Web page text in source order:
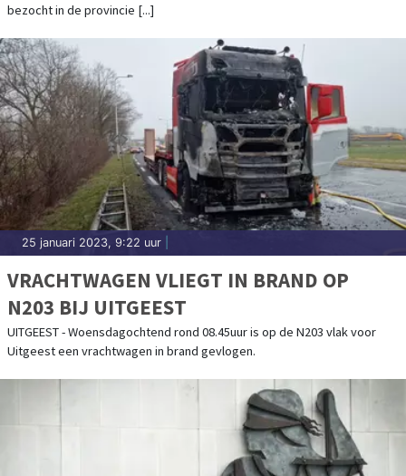
bezocht in de provincie [...]
25 januari 2023, 9:22 uur
VRACHTWAGEN VLIEGT IN BRAND OP
N203 BIJ UITGEEST
UITGEEST - Woensdagochtend rond 08.45uur is op de N203 vlak voor
Uitgeest een vrachtwagen in brand gevlogen.